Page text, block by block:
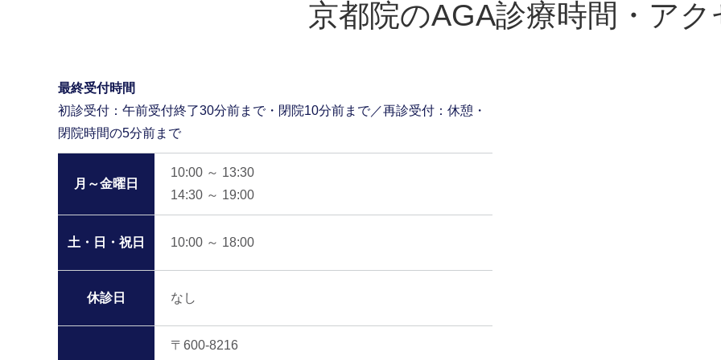
京都院のAGA診療時間・アク
最終受付時間
初診受付：午前受付終了30分前まで・閉院10分前まで／再診受付：休憩・
閉院時間の5分前まで
月～金曜日
10:00 ～ 13:30
14:30 ～ 19:00
土・日・祝日 10:00 ～ 18:00
休診日 なし
〒600-8216